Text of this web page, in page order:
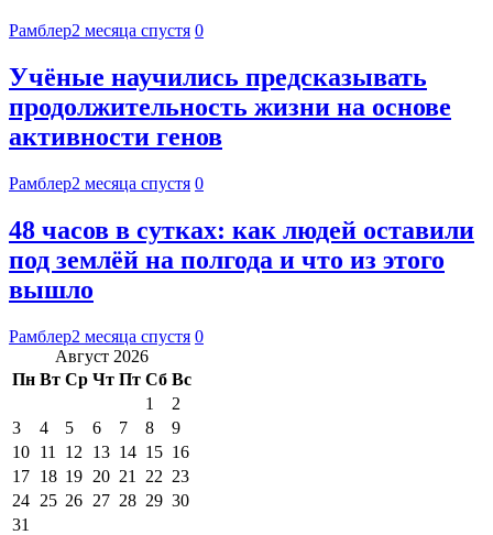
Рамблер2 месяца спустя 0
Учёные научились предсказывать
продолжительность жизни на основе
активности генов
Рамблер2 месяца спустя 0
48 часов в сутках: как людей оставили
под землёй на полгода и что из этого
вышло
Рамблер2 месяца спустя 0
Август 2026
Пн Вт Ср Чт Пт Сб Вс
1
2
3
4 5 6 7 8
9
10 11 12 13 14 15 16
17 18 19 20 21 22 23
24 25 26 27 28 29 30
31